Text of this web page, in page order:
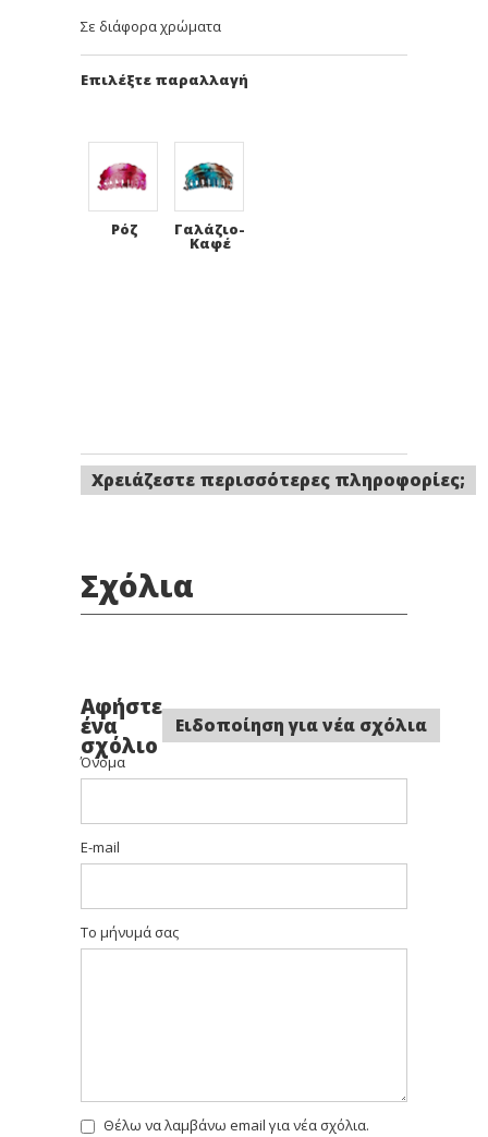
Σε διάφορα χρώματα
Επιλέξτε παραλλαγή
Ρόζ Γαλάζιο-
Καφέ
Χρειάζεστε περισσότερες πληροφορίες;
Σχόλια
Αφήστε
ένα
σχόλιο
Ειδοποίηση για νέα σχόλια
Όνομα
E-mail
Το μήνυμά σας
Θέλω να λαμβάνω email για νέα σχόλια.